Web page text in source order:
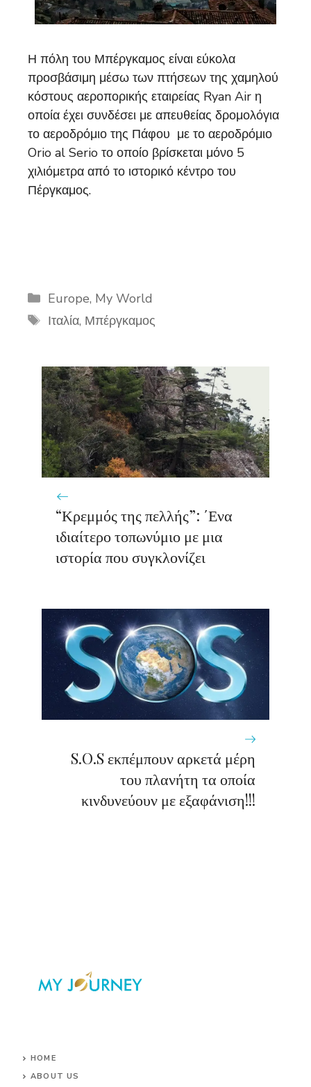
Η πόλη του Μπέργκαμος είναι εύκολα
προσβάσιμη μέσω των πτήσεων της χαμηλού
κόστους αεροπορικής εταιρείας Ryan Air η
οποία έχει συνδέσει με απευθείας δρομολόγια
το αεροδρόμιο της Πάφου με το αεροδρόμιο
Orio al Serio το οποίο βρίσκεται μόνο 5
χιλιόμετρα από το ιστορικό κέντρο του
Πέργκαμος.
Categories
Europe, My World
Tags
Ιταλία, Μπέργκαμος
“Κρεμμός της πελλής”: ΄Ενα
ιδιαίτερο τοπωνύμιο με μια
ιστορία που συγκλονίζει
S.O.S εκπέμπουν αρκετά μέρη
του πλανήτη τα οποία
κινδυνεύουν με εξαφάνιση!!!
HOME
ABOUT US